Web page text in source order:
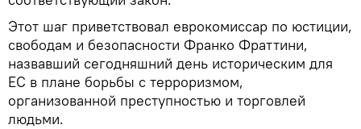
Этот шаг приветствовал еврокомиссар по юстиции,
свободам и безопасности Франко Фраттини,
назвавший сегодняшний день историческим для
ЕС в плане борьбы с терроризмом,
организованной преступностью и торговлей
людьми.